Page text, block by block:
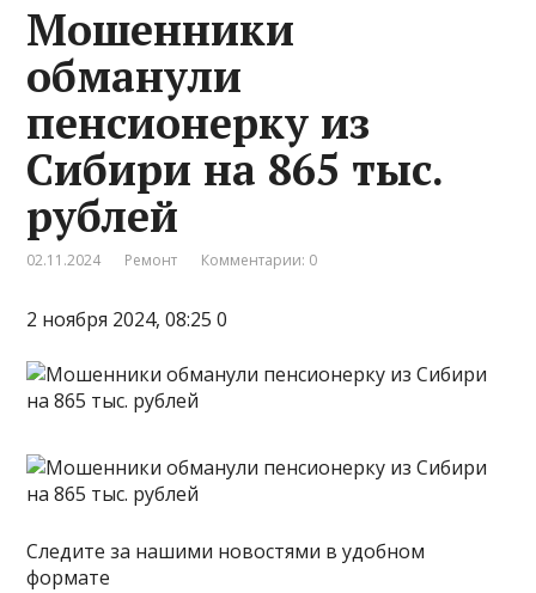
Мошенники
обманули
пенсионерку из
Сибири на 865 тыс.
рублей
02.11.2024 Ремонт Комментарии: 0
2 ноября 2024, 08:25 0
Следите за нашими новостями в удобном
формате